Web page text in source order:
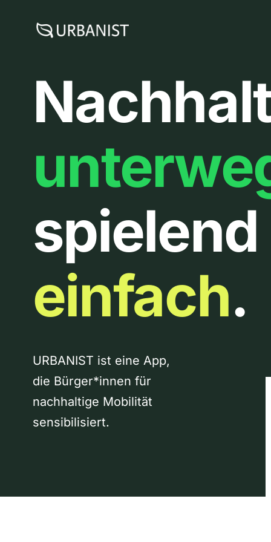
spielend
einfach.
URBANIST ist eine App,
die Bürger*innen für
nachhaltige Mobilität
sensibilisiert.